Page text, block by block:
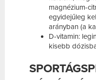
magnézium-
egyidejűleg
arányban (a
D-vitamin:
kisebb